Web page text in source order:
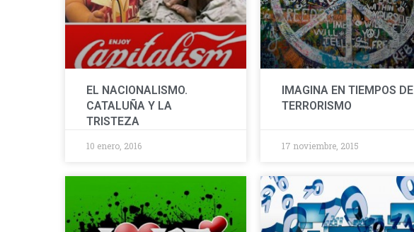
EL NACIONALISMO.
CATALUÑA Y LA
TRISTEZA
10 enero, 2016
IMAGINA EN TIEMPOS DE
TERRORISMO
17 noviembre, 2015